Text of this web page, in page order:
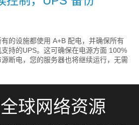
的设施都使用 A+B 配电，并确保所有
持的UPS。这可确保在电源方面 100%
断电，您的服务器也将继续运行，无需
球网络资源